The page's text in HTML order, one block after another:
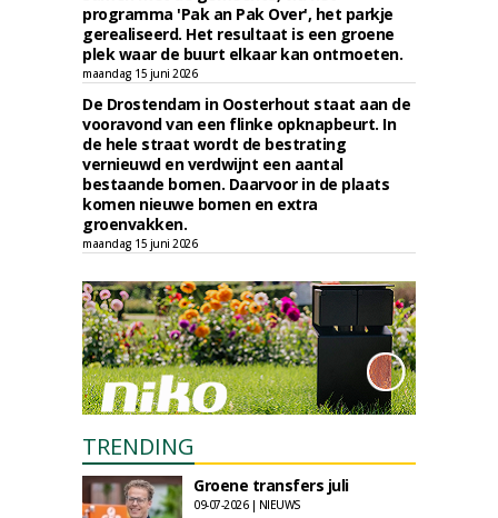
programma 'Pak an Pak Over', het parkje
gerealiseerd. Het resultaat is een groene
plek waar de buurt elkaar kan ontmoeten.
maandag 15 juni 2026
De Drostendam in Oosterhout staat aan de
vooravond van een flinke opknapbeurt. In
de hele straat wordt de bestrating
vernieuwd en verdwijnt een aantal
bestaande bomen. Daarvoor in de plaats
komen nieuwe bomen en extra
groenvakken.
maandag 15 juni 2026
TRENDING
Groene transfers juli
09-07-2026 | NIEUWS